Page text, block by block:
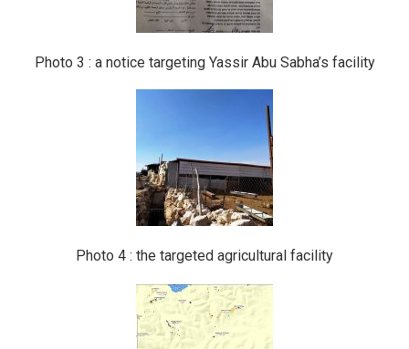
Photo 3 : a notice targeting Yassir Abu Sabha’s facility
Photo 4 : the targeted agricultural facility